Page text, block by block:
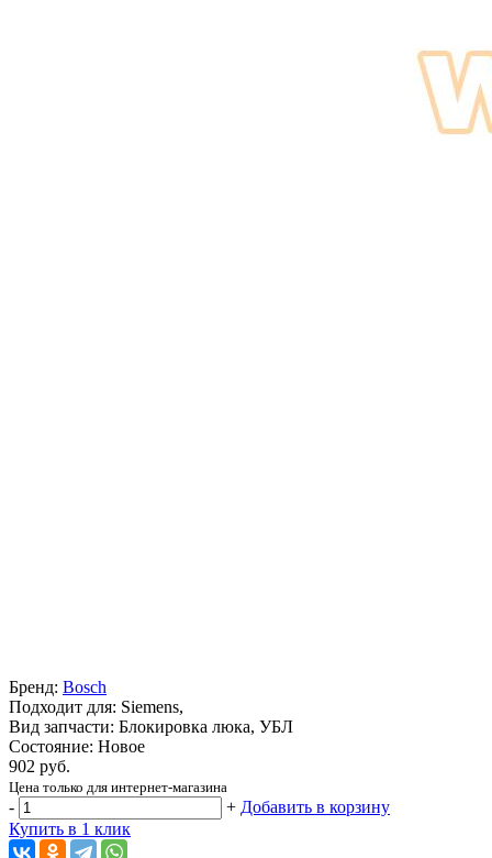
Бренд: Bosch
Подходит для: Siemens,
Вид запчасти: Блокировка люка, УБЛ
Состояние: Новое
902 руб.
Цена только для интернет-магазина
- + Добавить в корзину
Купить в 1 клик